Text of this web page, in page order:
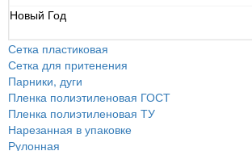
Новый Год
Сетка пластиковая
Сетка для притенения
Парники, дуги
Пленка полиэтиленовая ГОСТ
Пленка полиэтиленовая ТУ
Нарезанная в упаковке
Рулонная